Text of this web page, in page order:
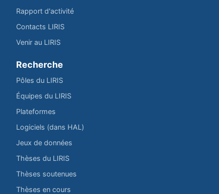
Rapport d'activité
Contacts LIRIS
Venir au LIRIS
Recherche
Pôles du LIRIS
Équipes du LIRIS
Plateformes
Logiciels (dans HAL)
Jeux de données
Thèses du LIRIS
Thèses soutenues
Thèses en cours